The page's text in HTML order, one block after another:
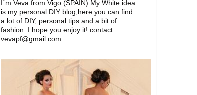
I´m Veva from Vigo (SPAIN) My White idea
is my personal DIY blog,here you can find
a lot of DIY, personal tips and a bit of
fashion. I hope you enjoy it! contact:
vevapf@gmail.com